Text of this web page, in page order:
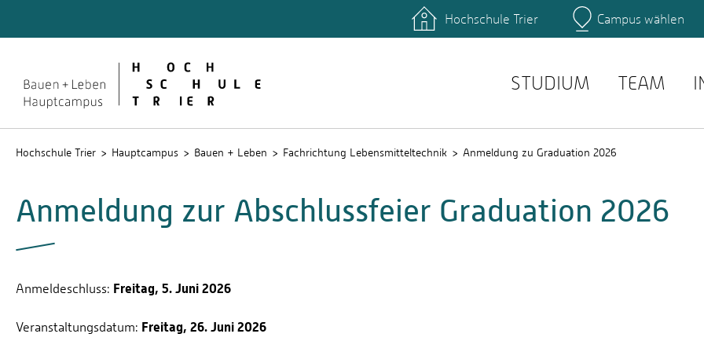
Bibliothek
E-Mail Suche
Hochschule Trier Campus wählen
STUDIUM TEAM
Hochschule Trier Hauptcampus Bauen + Leben Fachrichtung Lebensmitteltechnik Anmeldung zu Graduation 2026
Anmeldung zur Abschlussfeier Graduation 2026
Anmeldeschluss: Freitag, 5. Juni 2026
Veranstaltungsdatum: Freitag, 26. Juni 2026